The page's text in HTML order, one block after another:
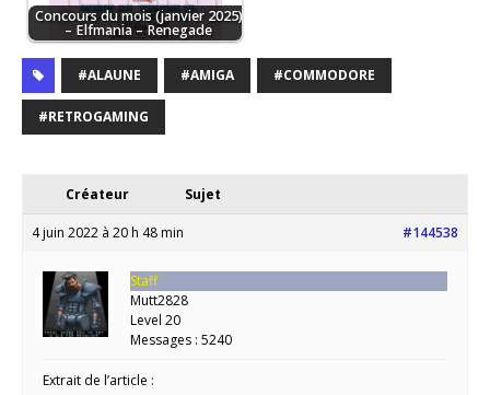
Concours du mois (janvier 2025)
– Elfmania – Renegade
#ALAUNE #AMIGA #COMMODORE
#RETROGAMING
Créateur Sujet
4 juin 2022 à 20 h 48 min #144538
Staff
Mutt2828
Level 20
Messages : 5240
Extrait de l’article :